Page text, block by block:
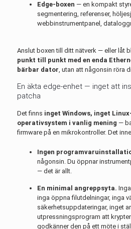
Edge-boxen — en kompakt
segmentering, referenser,
webbinstrumentpanel,
Anslut boxen till ditt nätverk — eller låt
punkt till punkt med en enda
bärbar dator, utan att någonsin röra
En äkta edge-enhet — inget att
patcha
Det finns inget Windows, inget
operativsystem i vanlig mening —
firmware på en mikrokontroller. Det
Ingen
någonsin. Du öppnar
— det är allt.
En minimal angreppsyta.
inga öppna filutdelningar, inga
säkerhetsuppdateringar, inget
utpressningsprogram att
godkänner den på ett möte i